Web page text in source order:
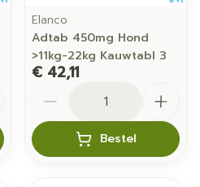
Elanco
Adtab 450mg Hond
>11kg-22kg Kauwtabl 3
€ 42,11
Bestel